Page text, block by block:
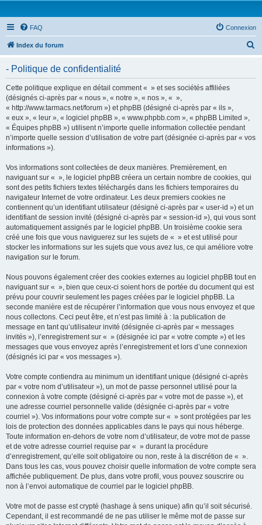
FAQ Connexion
Index du forum
- Politique de confidentialité
Cette politique explique en détail comment « » et ses sociétés affiliées
(désignés ci-après par « nous », « notre », « nos », « »,
« http://www.tarmacs.net/forum ») et phpBB (désigné ci-après par « ils »,
« eux », « leur », « logiciel phpBB », « www.phpbb.com », « phpBB Limited »,
« Équipes phpBB ») utilisent n’importe quelle information collectée pendant
n’importe quelle session d’utilisation de votre part (désignée ci-après par « vos
informations »).
Vos informations sont collectées de deux manières. Premièrement, en
naviguant sur « », le logiciel phpBB créera un certain nombre de cookies, qui
sont des petits fichiers textes téléchargés dans les fichiers temporaires du
navigateur Internet de votre ordinateur. Les deux premiers cookies ne
contiennent qu’un identifiant utilisateur (désigné ci-après par « user-id ») et un
identifiant de session invité (désigné ci-après par « session-id »), qui vous sont
automatiquement assignés par le logiciel phpBB. Un troisième cookie sera
créé une fois que vous naviguerez sur les sujets de « » et est utilisé pour
stocker les informations sur les sujets que vous avez lus, ce qui améliore votre
navigation sur le forum.
Nous pouvons également créer des cookies externes au logiciel phpBB tout en
naviguant sur « », bien que ceux-ci soient hors de portée du document qui est
prévu pour couvrir seulement les pages créées par le logiciel phpBB. La
seconde manière est de récupérer l’information que vous nous envoyez et que
nous collectons. Ceci peut être, et n’est pas limité à : la publication de
message en tant qu’utilisateur invité (désignée ci-après par « messages
invités »), l’enregistrement sur « » (désignée ici par « votre compte ») et les
messages que vous envoyez après l’enregistrement et lors d’une connexion
(désignés ici par « vos messages »).
Votre compte contiendra au minimum un identifiant unique (désigné ci-après
par « votre nom d’utilisateur »), un mot de passe personnel utilisé pour la
connexion à votre compte (désigné ci-après par « votre mot de passe »), et
une adresse courriel personnelle valide (désignée ci-après par « votre
courriel »). Vos informations pour votre compte sur « » sont protégées par les
lois de protection des données applicables dans le pays qui nous héberge.
Toute information en-dehors de votre nom d’utilisateur, de votre mot de passe
et de votre adresse courriel requise par « » durant la procédure
d’enregistrement, qu’elle soit obligatoire ou non, reste à la discrétion de « ».
Dans tous les cas, vous pouvez choisir quelle information de votre compte sera
affichée publiquement. De plus, dans votre profil, vous pouvez souscrire ou
non à l’envoi automatique de courriel par le logiciel phpBB.
Votre mot de passe est crypté (hashage à sens unique) afin qu’il soit sécurisé.
Cependant, il est recommandé de ne pas utiliser le même mot de passe sur